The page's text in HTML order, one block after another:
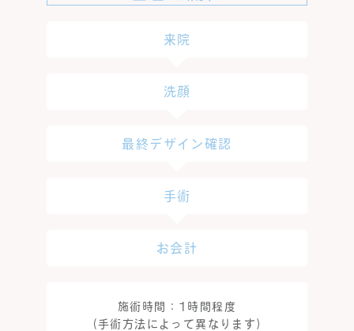
来院
洗顔
最終デザイン確認
手術
お会計
施術時間：1時間程度
（手術方法によって異なります）